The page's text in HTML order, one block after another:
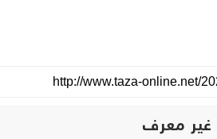
غير معرف